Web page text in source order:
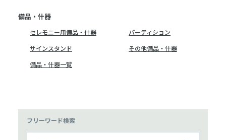
備品・什器
セレモニー用備品・什器
パーティション
サインスタンド
その他備品・什器
備品・什器一覧
フリーワード検索